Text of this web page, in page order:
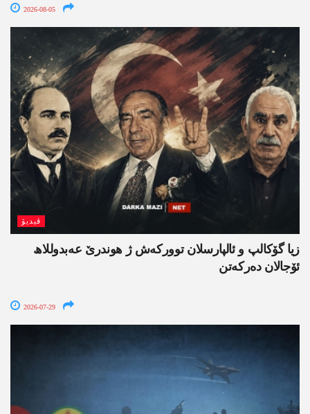
2026-08-05
ڤیدیۆ
زیا گۆکالپ و ئالپارسلان توورکەش ژ ھوندرێ عەبدوللاھ
ئۆجالان دەرکەتن
2026-07-29